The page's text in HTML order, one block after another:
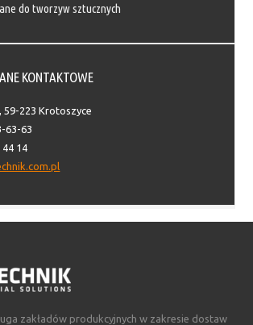
do tworzyw sztucznych
KONTAKTOWE
59-223 Krotoszyce
63-63
44 14
zakładów produkcyjnych w zakresie dostaw